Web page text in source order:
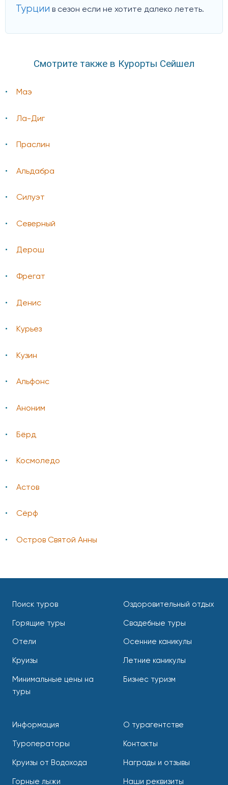
Турции в сезон если не хотите далеко лететь.
Смотрите также в Курорты Сейшел
Маэ
Ла-Диг
Праслин
Альдабра
Силуэт
Северный
Дерош
Фрегат
Денис
Курьез
Кузин
Альфонс
Аноним
Бёрд
Космоледо
Астов
Сёрф
Остров Святой Анны
Поиск туров
Горящие туры
Отели
Круизы
Минимальные цены на
туры
Оздоровительный отдых
Свадебные туры
Осенние каникулы
Летние каникулы
Бизнес туризм
Информация
Туроператоры
Круизы от Водохода
Горные лыжи
О турагентстве
Контакты
Награды и отзывы
Наши реквизиты